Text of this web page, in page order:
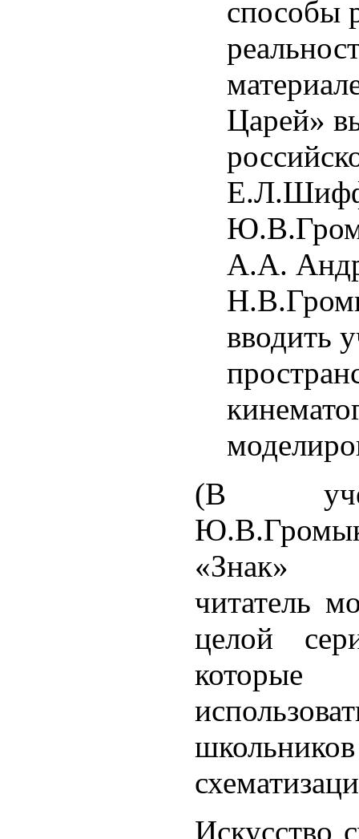
способы
Царей»
А.А.
вводить
(В
«Знак»
читатель
целой
Искусство